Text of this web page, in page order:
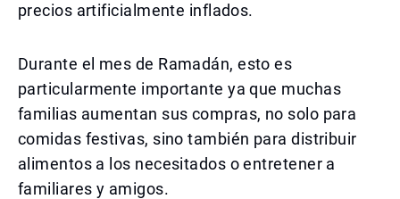
precios artificialmente inflados.
Durante el mes de Ramadán, esto es
particularmente importante ya que muchas
familias aumentan sus compras, no solo para
comidas festivas, sino también para distribuir
alimentos a los necesitados o entretener a
familiares y amigos.